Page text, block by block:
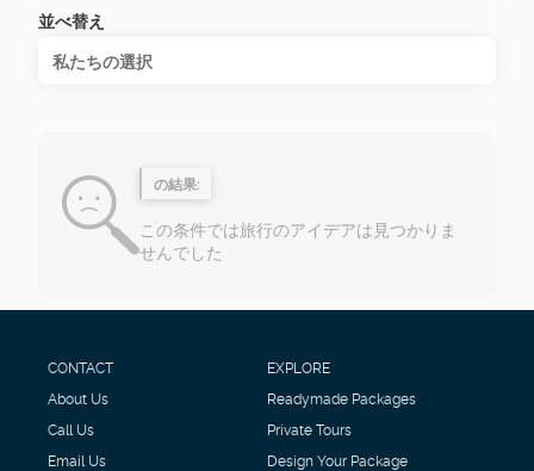
並べ替え
私たちの選択
の結果:
この条件では旅行のアイデアは見つかりま
せんでした
CONTACT
About Us
Call Us
Email Us
EXPLORE
Readymade Packages
Private Tours
Design Your Package